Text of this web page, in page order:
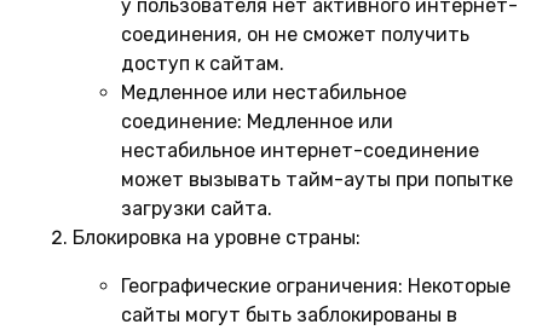
у пользователя нет активного интернет-
соединения, он не сможет получить
доступ к сайтам.
Медленное или нестабильное
соединение: Медленное или
нестабильное интернет-соединение
может вызывать тайм-ауты при попытке
загрузки сайта.
Блокировка на уровне страны:
Географические ограничения: Некоторые
сайты могут быть заблокированы в